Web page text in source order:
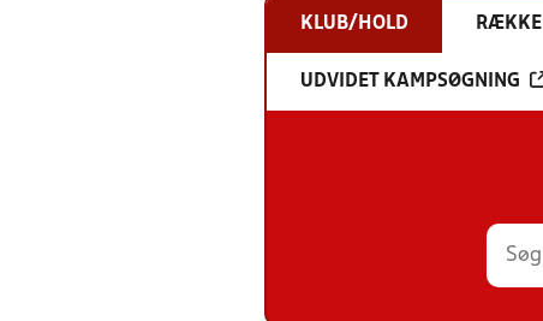
KLUB/HOLD RÆKKE
UDVIDET KAMPSØGNING